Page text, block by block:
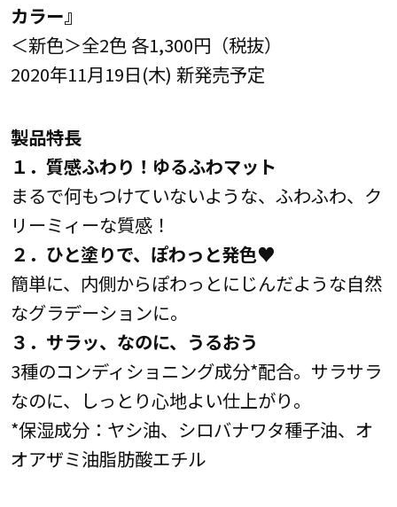
カラー』
＜新色＞全2色 各1,300円（税抜）
2020年11月19日(木) 新発売予定
製品特長
１．質感ふわり！ゆるふわマット
まるで何もつけていないような、ふわふわ、ク
リーミィーな質感！
２．ひと塗りで、ぽわっと発色♥
簡単に、内側からぽわっとにじんだような自然
なグラデーションに。
３．サラッ、なのに、うるおう
3種のコンディショニング成分*配合。サラサラ
なのに、しっとり心地よい仕上がり。
*保湿成分：ヤシ油、シロバナワタ種子油、オ
オアザミ油脂肪酸エチル